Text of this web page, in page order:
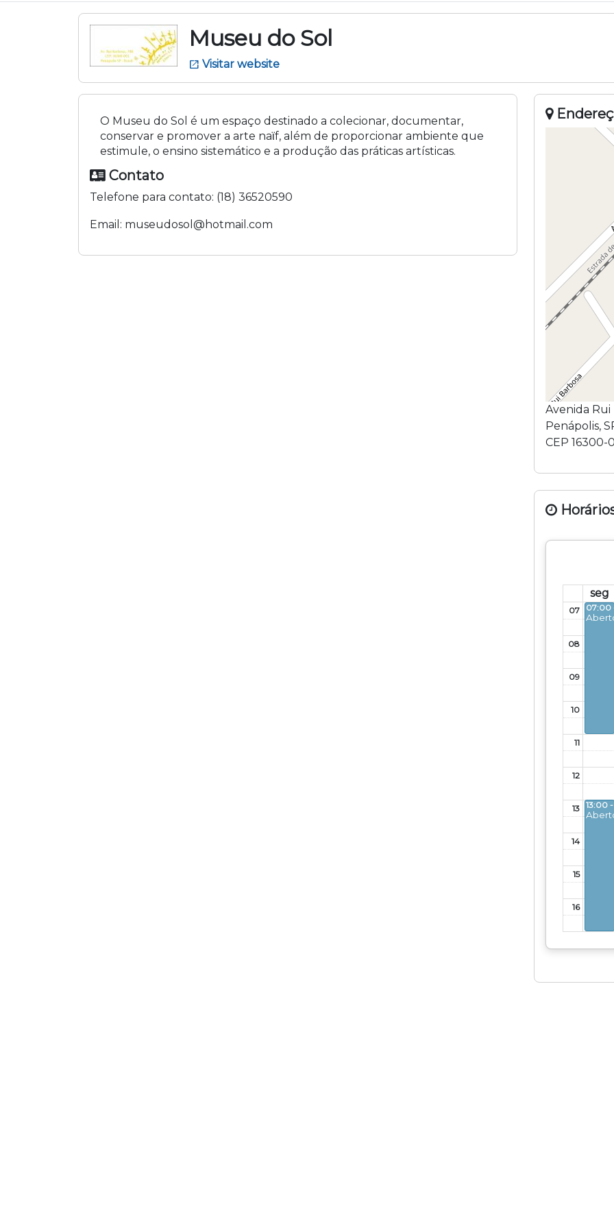
Museu do Sol
open_in_new Visitar website
O Museu do Sol é um espaço destinado a colecionar, documentar,
conservar e promover a arte naϊf, além de proporcionar ambiente que
estimule, o ensino sistemático e a produção das práticas artísticas.
Contato
Telefone para contato: (18) 36520590
Email: museudosol@hotmail.com
Avenida Rui
Penápolis,
CEP 16300-
seg
07
08
09
10
11
12
13
14
15
16
07:00
13:00